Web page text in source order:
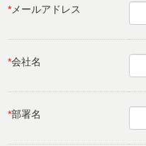
*メールアドレス
*会社名
*部署名